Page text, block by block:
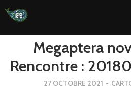
To Blog
Megaptera
Rencontre :
27 OCTOBRE 2021 -